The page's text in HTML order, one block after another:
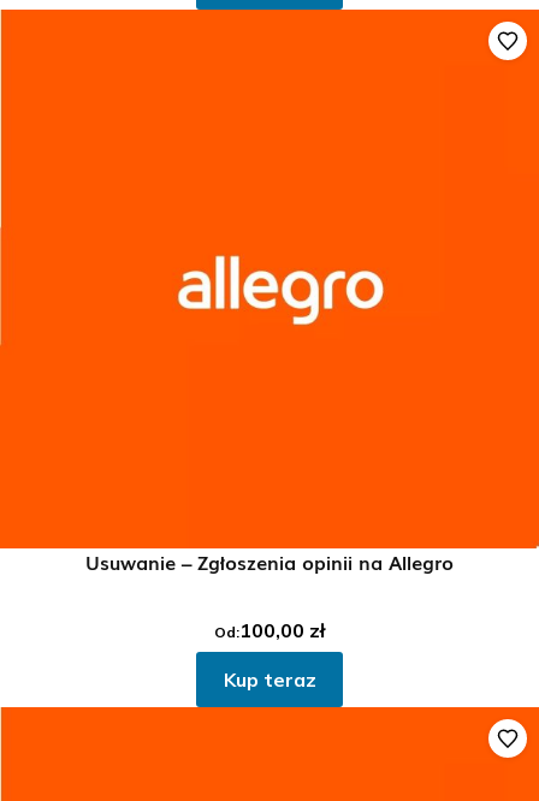
Usuwanie – Zgłoszenia opinii na Allegro
Od:100,00 zł
Kup teraz